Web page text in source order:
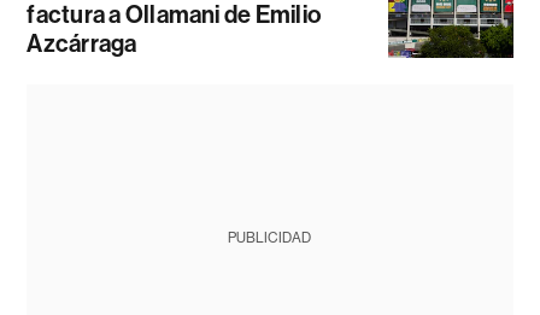
factura a Ollamani de Emilio
Azcárraga
PUBLICIDAD